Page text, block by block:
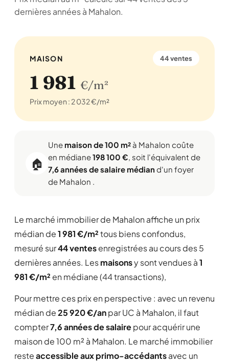
dernières années à Mahalon.
MAISON 44 ventes
1 981 €/m²
Prix moyen : 2 032 €/m²
🏠
Une maison de 100 m² à Mahalon coûte
en médiane198 100 €, soit l'équivalent de
7,6 années de salaire médiand'un foyer
de Mahalon .
Le marché immobilier de Mahalon affiche un prix
médian de1 981 €/m²tous biens confondus,
mesuré sur44 ventesenregistrées au cours des 5
dernières années. Lesmaisonsy sont vendues à1
981 €/m² en médiane (44 transactions),
Pour mettre ces prix en perspective : avec un revenu
médian de25 920 €/anpar UC à Mahalon, il faut
compter7,6 années de salairepour acquérir une
maison de 100 m² à Mahalon. Le marché immobilier
resteaccessible aux primo-accédantsavec un